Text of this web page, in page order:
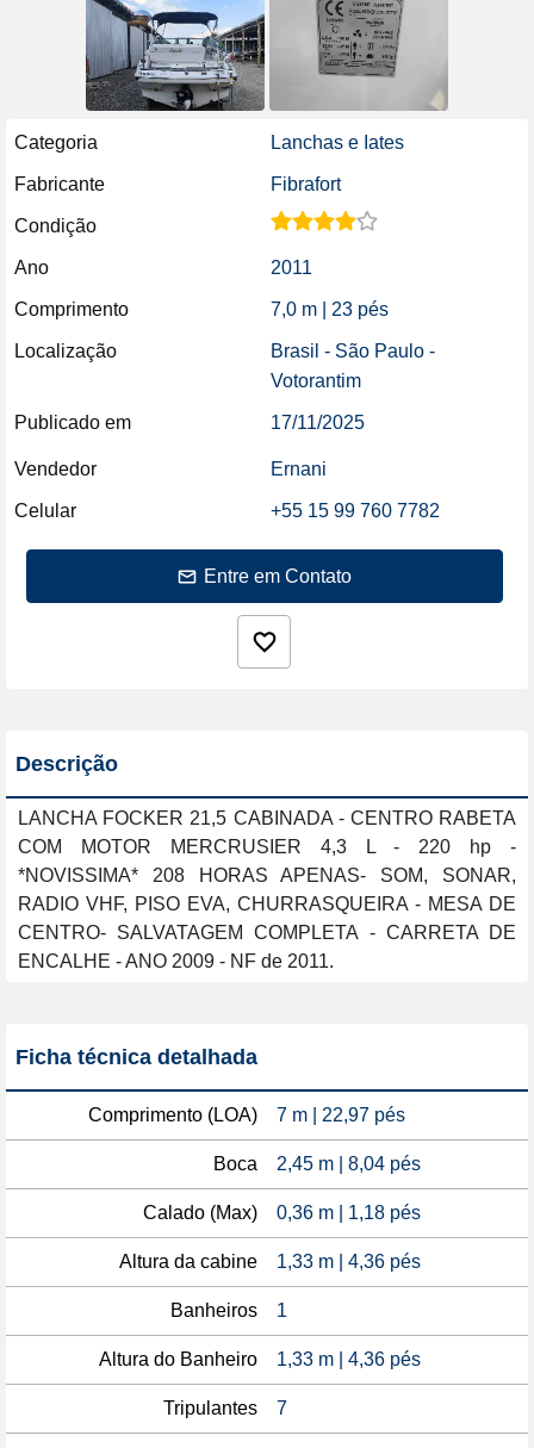
Categoria Lanchas e Iates
Fabricante Fibrafort
Condição
Ano 2011
Comprimento 7,0 m | 23 pés
Localização
Brasil - São Paulo -
Votorantim
Publicado em 17/11/2025
Vendedor Ernani
Celular +55 15 99 760 7782
Entre em Contato
Descrição
LANCHA FOCKER 21,5 CABINADA - CENTRO RABETA
COM MOTOR MERCRUSIER 4,3 L - 220 hp -
*NOVISSIMA* 208 HORAS APENAS- SOM, SONAR,
RADIO VHF, PISO EVA, CHURRASQUEIRA - MESA DE
CENTRO- SALVATAGEM COMPLETA - CARRETA DE
ENCALHE - ANO 2009 - NF de 2011.
Ficha técnica detalhada
Comprimento (LOA) 7 m | 22,97 pés
Boca 2,45 m | 8,04 pés
Calado (Max) 0,36 m | 1,18 pés
Altura da cabine 1,33 m | 4,36 pés
Banheiros 1
Altura do Banheiro 1,33 m | 4,36 pés
Tripulantes 7